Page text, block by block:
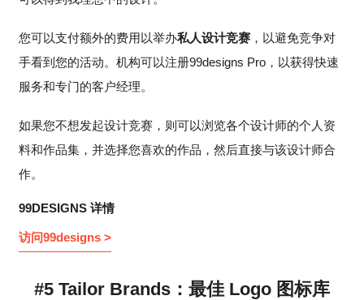
您可以支付额外的费用以举办私人设计竞赛 ，以避免竞争对
手看到您的活动。机构可以注册99designs Pro，以获得快速
服务和专门的客户经理。
如果您不想发起设计竞赛，则可以浏览各个设计师的个人资
料和作品集，并选择您喜欢的作品，然后直接与该设计师合
作。
99DESIGNS 详情
访问99designs >
#5 Tailor Brands：最佳 Logo 图标库